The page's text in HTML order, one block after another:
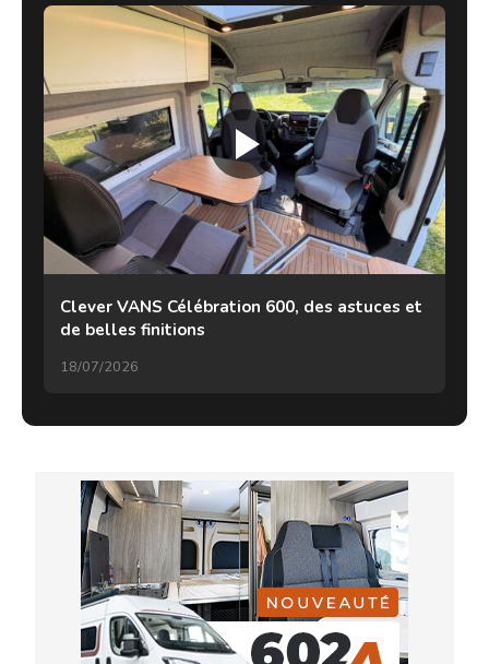
Clever VANS Célébration 600, des astuces et
de belles finitions
18/07/2026